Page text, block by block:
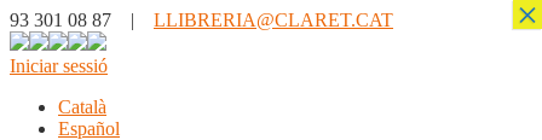
93 301 08 87 | LLIBRERIA@CLARET.CAT
Iniciar sessió
Català
Español
×